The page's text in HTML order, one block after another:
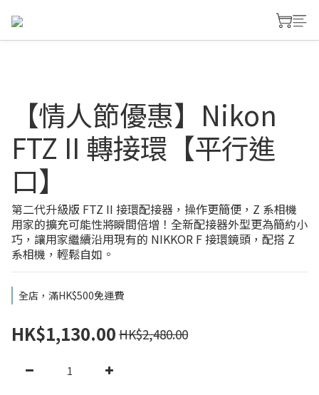
【情人節優惠】Nikon
FTZ II 轉接環【平行進
口】
第二代升級版 FTZ II 接環配接器，操作更簡便，Z 系相機
用家的擴充可能性將瞬間倍增！全新配接器外型更為簡約小
巧，讓用家繼續沿用現有的 NIKKOR F 接環鏡頭，配搭 Z
系相機，輕鬆自如。
全店，滿HK$500免運費
HK$1,130.00 HK$2,480.00